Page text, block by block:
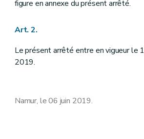
figure en annexe du présent arrêté.
Art. 2.
Le présent arrêté entre en vigueur le 1
2019.
Namur, le 06 juin 2019.